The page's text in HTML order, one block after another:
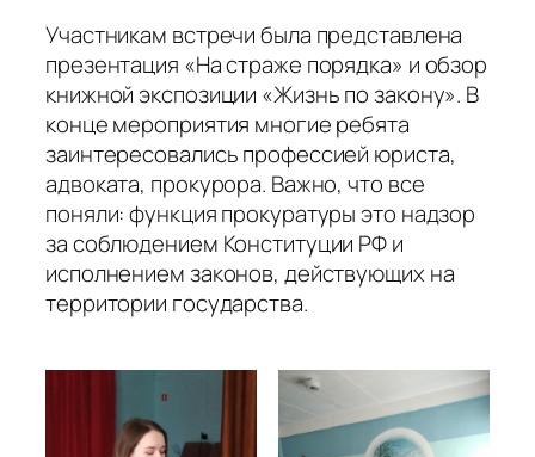
Участникам встречи была представлена
презентация «На страже порядка» и обзор
книжной экспозиции «Жизнь по закону». В
конце мероприятия многие ребята
заинтересовались профессией юриста,
адвоката, прокурора. Важно, что все
поняли: функция прокуратуры это надзор
за соблюдением Конституции РФ и
исполнением законов, действующих на
территории государства.